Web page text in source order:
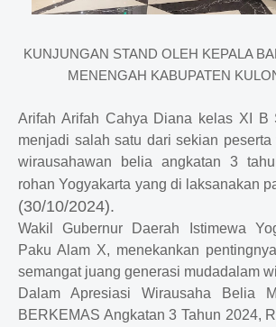
KUNJUNGAN STAND OLEH KEPALA
MENENGAH KABUPATEN
Arifah Arifah Cahya Diana kelas XI B
menjadi salah satu dari sekian
wirausahawan belia angkatan 3
rohan Yogyakarta yang di laksanakan
(30/10/2024).
Wakil Gubernur Daerah Istimewa
Paku Alam X, menekankan
semangat juang generasi mudadalam
Dalam Apresiasi Wirausaha Belia
BERKEMAS Angkatan 3 Tahun 2024,